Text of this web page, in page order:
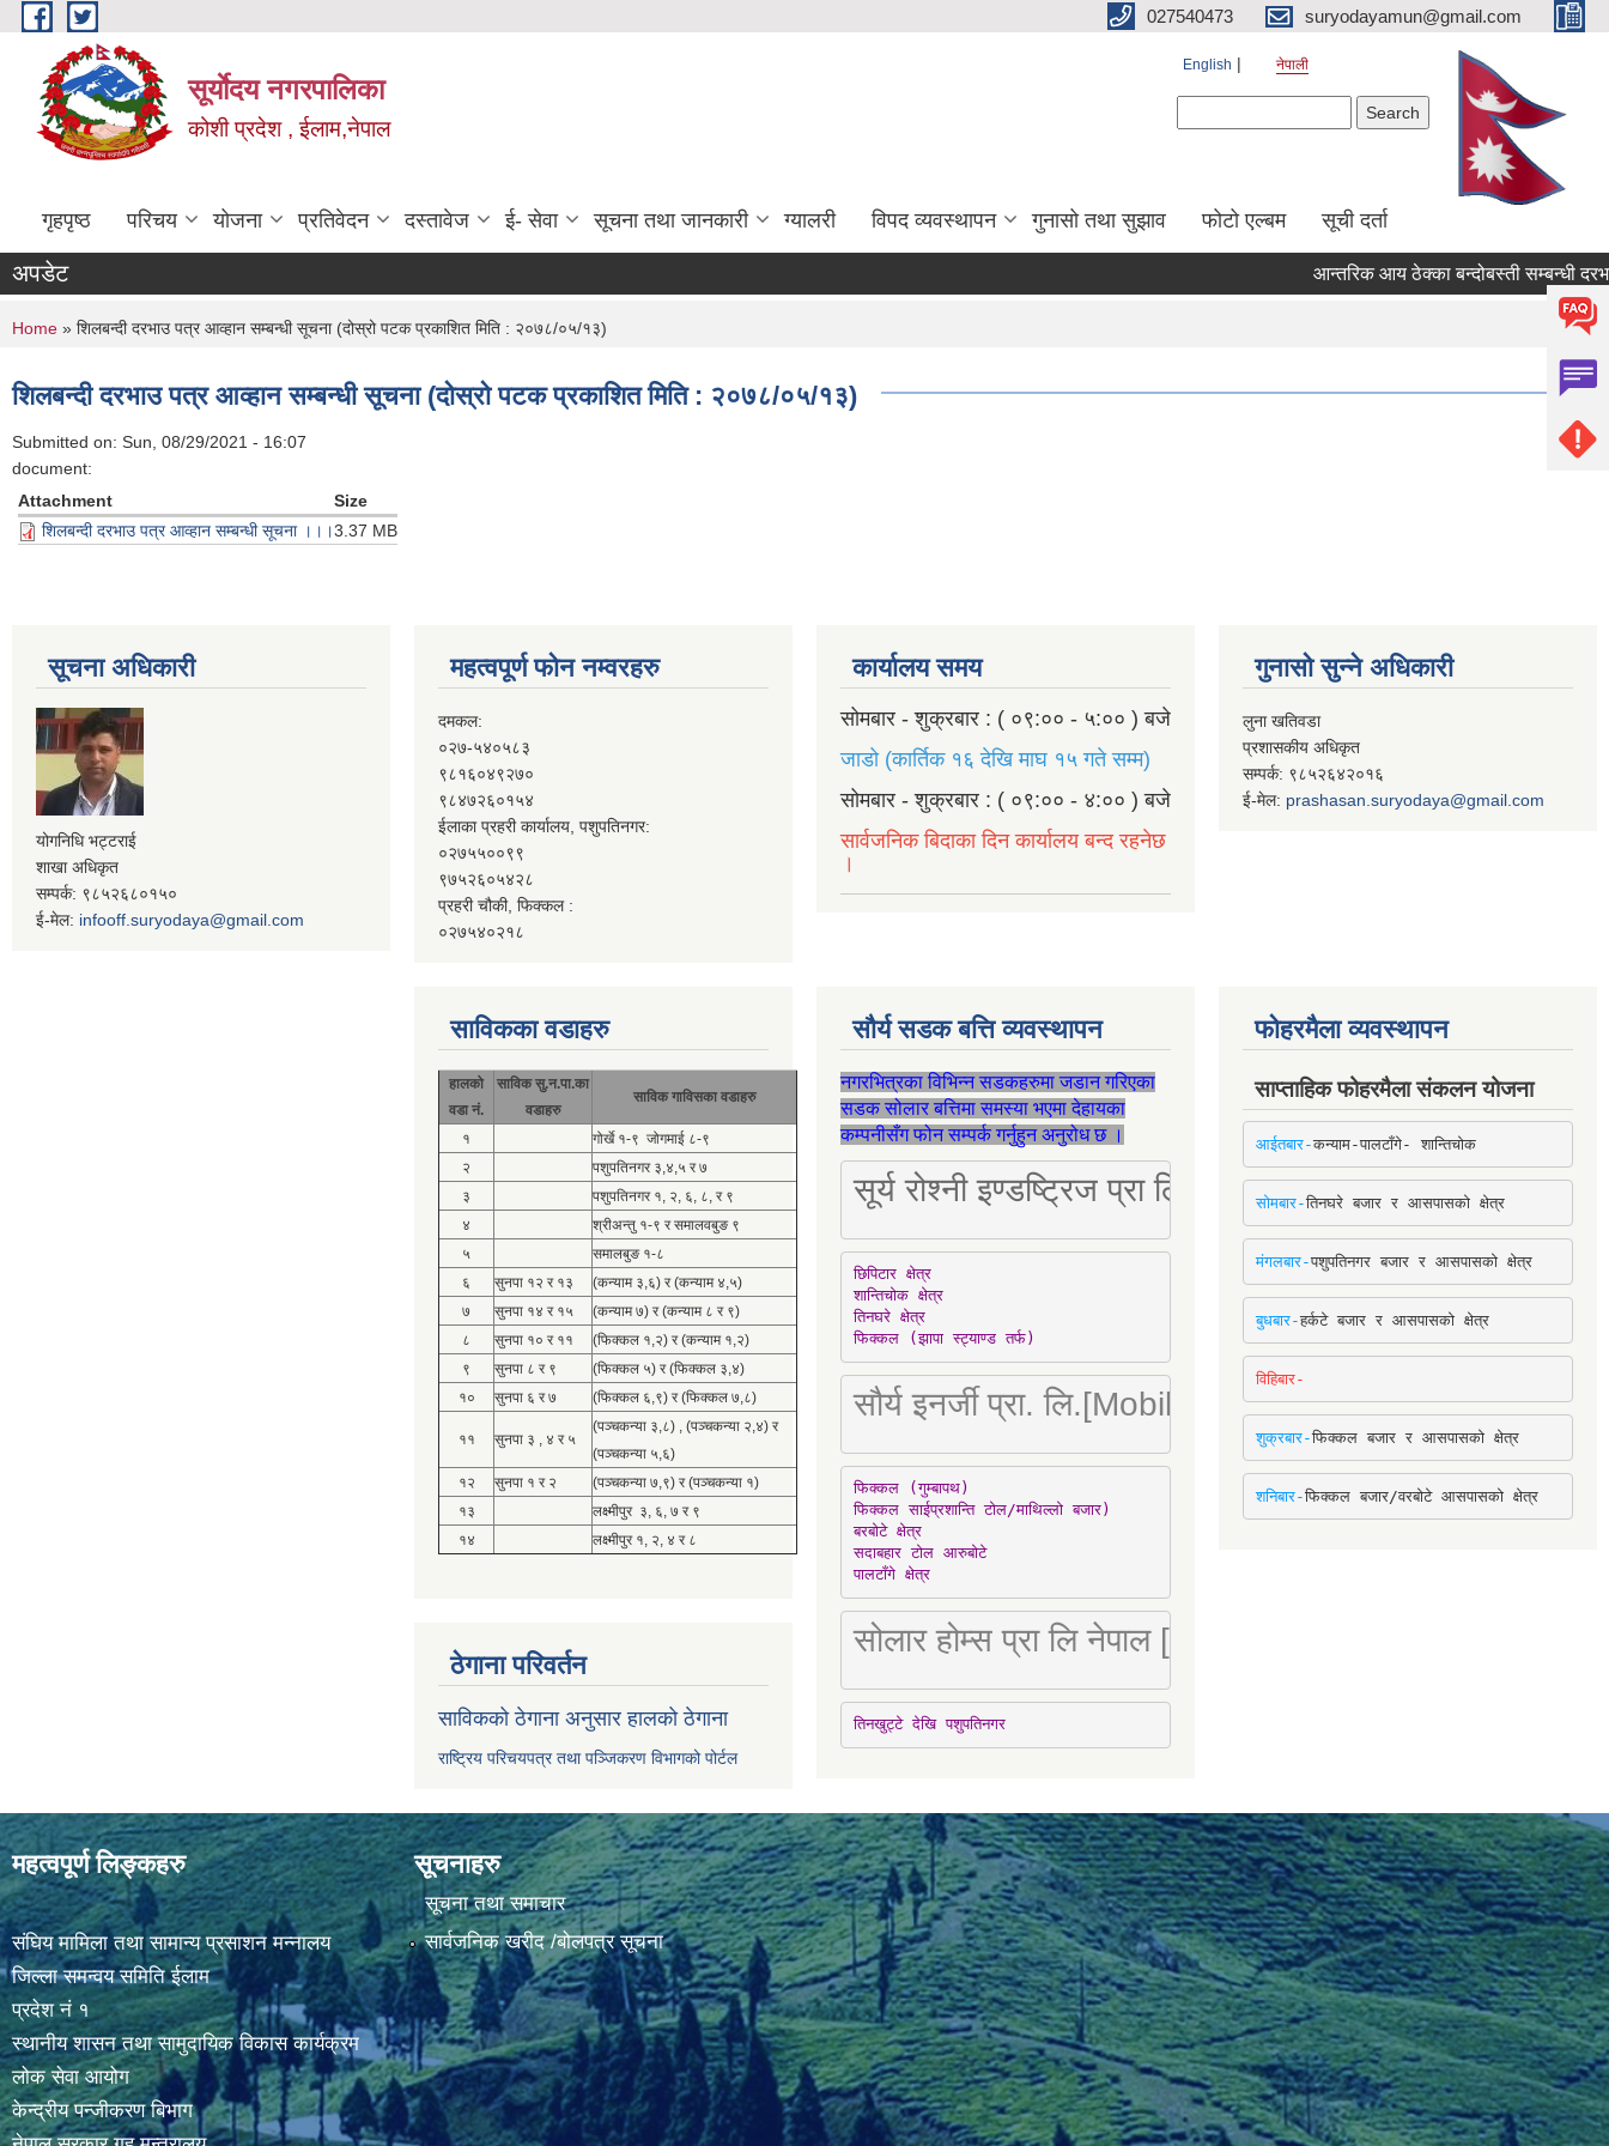
Skip to main content 027540473 suryodayamun@gmail.com
सूर्याेदय नगरपालिका
कोशी प्रदेश , ईलाम,नेपाल
English नेपाली
गृहपृष्ठ परिचय योजना प्रतिवेदन दस्तावेज ई- सेवा सूचना तथा जानकारी ग्यालरी विपद व्यवस्थापन गुनासो तथा सुझाव फोटो एल्बम सूची दर्ता
अपडेट आन्तरिक आय ठेक्का बन्दोबस्ती सम्बन्धी
You are here
Home » शिलबन्दी दरभाउ पत्र आव्हान सम्बन्धी सूचना (दोस्रो पटक प्रकाशित मिति : २०७८/०५/१३)
शिलबन्दी दरभाउ पत्र आव्हान सम्बन्धी सूचना (दोस्रो पटक प्रकाशित मिति : २०७८/०५/१३)
Submitted on: Sun, 08/29/2021 - 16:07
document:
Attachment
Size
शिलबन्दी दरभाउ पत्र आव्हान सम्बन्धी सूचना ।।।3.37 MB
सूचना अधिकारी
योगनिधि भट्टराई
शाखा अधिकृत
सम्पर्क: ९८५२६८०१५०
ई-मेल: infooff.suryodaya@gmail.com
महत्वपूर्ण फोन नम्वरहरु
दमकल:
०२७-५४०५८३
९८१६०४९२७०
९८४७२६०१५४
ईलाका प्रहरी कार्यालय, पशुपतिनगर:
०२७५५००९९
९७५२६०५४२८
प्रहरी चौकी, फिक्कल :
०२७५४०२१८
कार्यालय समय
सोमबार - शुक्रबार : ( ०९:०० - ५:०० ) बजे
जाडो (कार्तिक १६ देखि माघ १५ गते सम्म)
सोमबार - शुक्रबार : ( ०९:०० - ४:०० ) बजे
सार्वजनिक बिदाका दिन कार्यालय बन्द रहनेछ
।
गुनासो सुन्ने अधिकारी
लुना खतिवडा
प्रशासकीय अधिकृत
सम्पर्क: ९८५२६४२०१६
ई-मेल: prashasan.suryodaya@gmail.com
साविकका वडाहरु
हालको
वडा नं.
साविक सु.न.पा.का
वडाहरु
साविक गाविसका वडाहरु
१
गोर्खे १-९ जोगमाई ८-९
२
पशुपतिनगर ३,४,५ र ७
३
पशुपतिनगर १, २, ६, ८, र ९
४
श्रीअन्तु १-९ र समालवबुङ ९
५
समालबुङ १-८
६
सुनपा १२ र १३
(कन्याम ३,६) र (कन्याम ४,५)
७
सुनपा १४ र १५
(कन्याम ७) र (कन्याम ८ र ९)
८
सुनपा १० र ११
(फिक्कल १,२) र (कन्याम १,२)
९
सुनपा ८ र ९
(फिक्कल ५) र (फिक्कल ३,४)
१०
सुनपा ६ र ७ (फिक्कल ६,९) र (फिक्कल ७,८)
११ सुनपा ३ , ४ र ५
(पञ्चकन्या ३,८) , (पञ्चकन्या २,४) र
(पञ्चकन्या ५,६)
१२
सुनपा १ र २
(पञ्चकन्या ७,९) र (पञ्चकन्या १)
१३
लक्ष्मीपुर ३, ६, ७ र ९
१४
लक्ष्मीपुर १, २, ४ र ८
ठेगाना परिवर्तन
साविकको ठेगाना अनुसार हालको ठेगाना
राष्ट्रिय परिचयपत्र तथा पञ्जिकरण विभागको पोर्टल
सौर्य सडक बत्ति व्यवस्थापन
नगरभित्रका विभिन्न सडकहरुमा जडान गरिएका
सडक सोलार बत्तिमा समस्या भएमा देहायका
कम्पनीसँग फोन सम्पर्क गर्नुहुन अनुरोध छ ।
सूर्य रोश्नी इण्डष्ट्रिज प्रा लि [Mobile: 9851034034]
छिपिटार क्षेत्र
शान्तिचोक क्षेत्र
तिनघरे क्षेत्र
फिक्कल (झापा स्ट्याण्ड तर्फ)
सौर्य इनर्जी प्रा. लि.[Mobile : 9842780266]
फिक्कल (गुम्बापथ)
फिक्कल साईप्रशान्ति टोल/माथिल्लो बजार)
बरबोटे क्षेत्र
सदाबहार टोल आरुबोटे
पालटाँगे क्षेत्र
सोलार होम्स प्रा लि नेपाल [Mobile : 9851066274]
तिनखुट्टे देखि पशुपतिनगर
फोहरमैला व्यवस्थापन
साप्ताहिक फोहरमैला संकलन योजना
आईतबार-कन्याम-पालटाँगे- शान्तिचोक
सोमबार-तिनघरे बजार र आसपासको क्षेत्र
मंगलबार-पशुपतिनगर बजार र आसपासको क्षेत्र
बुधबार-हर्कटे बजार र आसपासको क्षेत्र
विहिबार-
शुक्रबार-फिक्कल बजार र आसपासको क्षेत्र
शनिबार-फिक्कल बजार/वरबोटे आसपासको क्षेत्र
महत्वपूर्ण लिङ्कहरु
संघिय मामिला तथा सामान्य प्रसाशन मन्नालय
जिल्ला समन्वय समिति ईलाम
प्रदेश नं १
स्थानीय शासन तथा सामुदायिक विकास कार्यक्रम
लोक सेवा आयोग
केन्द्रीय पन्जीकरण बिभाग
सूचनाहरु
सूचना तथा समाचार
सार्वजनिक खरीद /बोलपत्र सूचना